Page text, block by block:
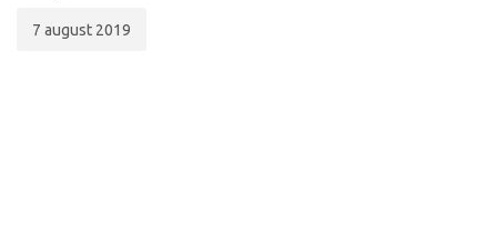
7 august 2019